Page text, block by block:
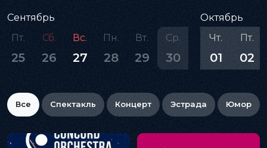
Сентябрь
Пт.
25
Сб.
26
Вс.
27
Пн.
28
Вт.
29
Ср.
30
Октябрь
Чт.
01
Пт.
02
Все Спектакль Концерт Эстрада Юмор